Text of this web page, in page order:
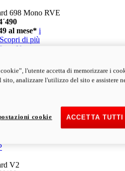
698 Mono RVE
al mese* i
Scopri di più
Nera
698 Mono Nera
Scopri di più
V2
l'utente accetta di memorizzare i
analizzare l'utilizzo del sito e assistere
ACCETTA
cookie